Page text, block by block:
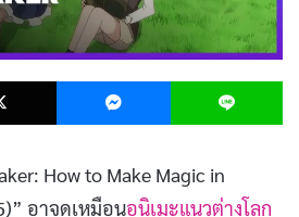
X Messenger
How to Make Magic in
อาจดูเหมือนอนิเมะแนวต่างโลก